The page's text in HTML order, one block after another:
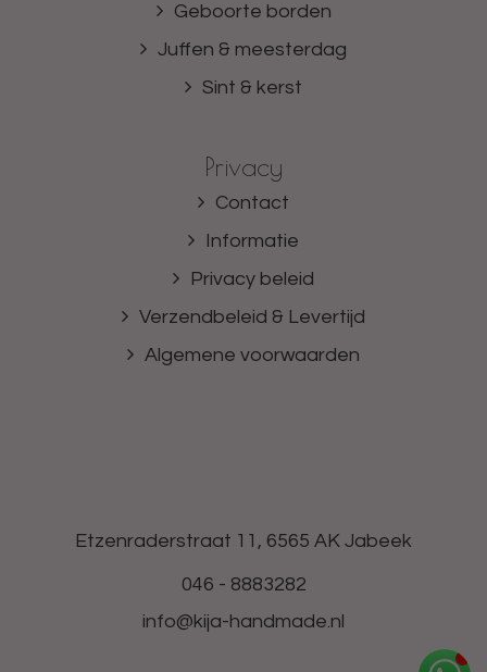
Geboorte borden
Juffen & meesterdag
Sint & kerst
Privacy
Contact
Informatie
Privacy beleid
Verzendbeleid & Levertijd
Algemene voorwaarden
Etzenraderstraat 11, 6565 AK Jabeek
046 - 8883282
info@kija-handmade.nl